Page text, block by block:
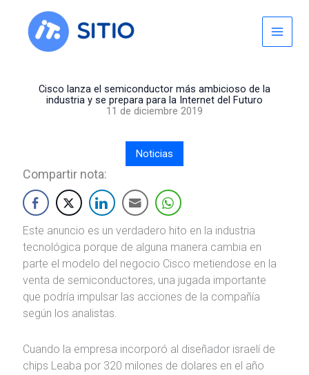
content
Cisco lanza el semiconductor más ambicioso de la
industria y se prepara para la Internet del Futuro
11 de diciembre 2019
Noticias
Compartir nota:
Este anuncio es un verdadero hito en la industria
tecnológica porque de alguna manera cambia en
parte el modelo del negocio Cisco metiendose en la
venta de semiconductores, una jugada importante
que podría impulsar las acciones de la compañía
según los analistas.
Cuando la empresa incorporó al diseñador israelí de
chips Leaba por 320 milones de dolares en el año